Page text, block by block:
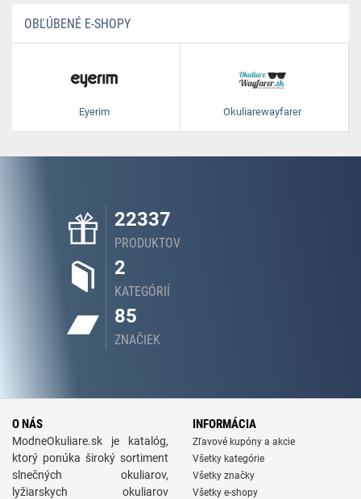
OBĽÚBENÉ E-SHOPY
Eyerim Okuliarewayfarer
22337
PRODUKTOV
2
KATEGÓRIÍ
85
ZNAČIEK
O NÁS
ModneOkuliare.sk je katalóg,
ktorý ponúka široký sortiment
slnečných okuliarov,
lyžiarskych okuliarov
INFORMÁCIA
Zľavové kupóny a akcie
Všetky kategórie
Všetky značky
Všetky e-shopy